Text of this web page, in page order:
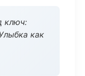
ключ:
как